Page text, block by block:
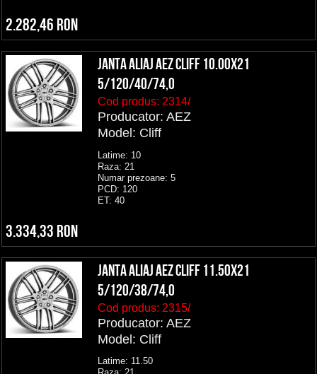
2.282,46 RON
Janta aliaj AEZ Cliff 10.00x21
5/120/40/74,0
Cod produs: 2314/
Producator: AEZ
Model: Cliff
Latime: 10
Raza: 21
Numar prezoane: 5
PCD: 120
ET: 40
3.334,33 RON
Janta aliaj AEZ Cliff 11.50x21
5/120/38/74,0
Cod produs: 2315/
Producator: AEZ
Model: Cliff
Latime: 11.50